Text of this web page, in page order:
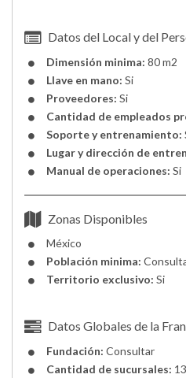
Datos del Local y del
Dimensión minima: 80 m2
Llave en mano: Si
Proveedores: Si
Cantidad de empleados
Soporte y entrenamiento:
Lugar y dirección de
Manual de operaciones: Si
Zonas Disponibles
México
Población minima:
Territorio exclusivo: Si
Datos Globales de la
Fundación: Consultar
Cantidad de sucursales: